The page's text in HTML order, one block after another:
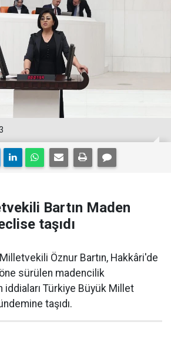
Bartın Maden
taşıdı
Öznur Bartın, Hakkâri'de
öne sürülen madencilik
Türkiye Büyük Millet
taşıdı.